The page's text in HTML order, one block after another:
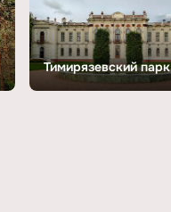
Тимирязевский парк